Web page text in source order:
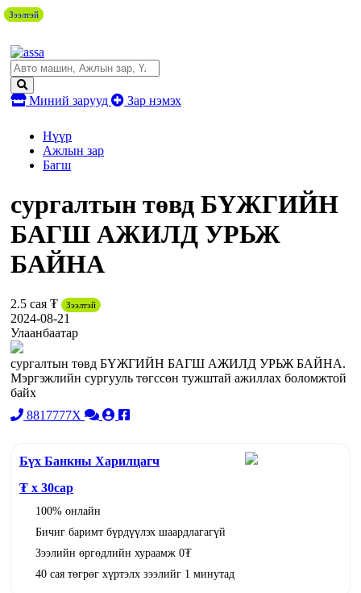
Миний зарууд Зар нэмэх
Нүүр
Ажлын зар
Багш
сургалтын төвд БҮЖГИЙН
БАГШ АЖИЛД УРЬЖ
БАЙНА
2.5 сая ₮ Зээлтэй
2024-08-21
Улаанбаатар
сургалтын төвд БҮЖГИЙН БАГШ АЖИЛД УРЬЖ БАЙНА.
Мэргэжлийн сургууль төгссөн тужштай ажиллах боломжтой
байх
8817777X
Бүх Банкны Харилцагч
₮ x 30сар
100% онлайн
Бичиг баримт бүрдүүлэх шаардлагагүй
Зээлийн өргөдлийн хураамж 0₮
40 сая төгрөг хүртэлх зээлийг 1 минутад
Зээлтэй
Зээлтэй
Зээлтэй